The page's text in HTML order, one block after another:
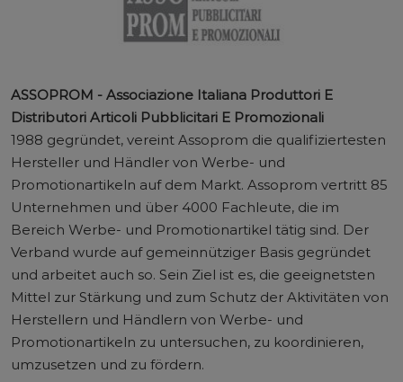
ASSOPROM - Associazione Italiana Produttori E
Distributori Articoli Pubblicitari E Promozionali
1988 gegründet, vereint Assoprom die qualifiziertesten
Hersteller und Händler von Werbe- und
Promotionartikeln auf dem Markt. Assoprom vertritt 85
Unternehmen und über 4000 Fachleute, die im
Bereich Werbe- und Promotionartikel tätig sind. Der
Verband wurde auf gemeinnütziger Basis gegründet
und arbeitet auch so. Sein Ziel ist es, die geeignetsten
Mittel zur Stärkung und zum Schutz der Aktivitäten von
Herstellern und Händlern von Werbe- und
Promotionartikeln zu untersuchen, zu koordinieren,
umzusetzen und zu fördern.